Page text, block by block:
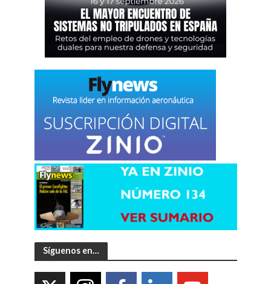
Síguenos en…